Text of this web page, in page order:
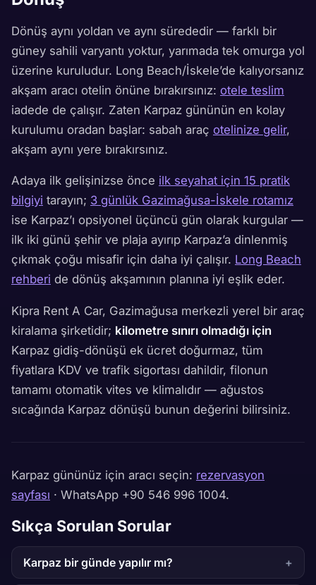
Dönüş aynı yoldan ve aynı sürededir — farklı bir
güney sahili varyantı yoktur, yarımada tek omurga yol
üzerine kuruludur. Long Beach/İskele’de kalıyorsanız
akşam aracı otelin önüne bırakırsınız: otele teslim
iadede de çalışır. Zaten Karpaz gününün en kolay
kurulumu oradan başlar: sabah araç otelinize gelir,
akşam aynı yere bırakırsınız.
Adaya ilk gelişinizse önce ilk seyahat için 15 pratik
bilgiyi tarayın; 3 günlük Gazimağusa-İskele rotamız
ise Karpaz’ı opsiyonel üçüncü gün olarak kurgular —
ilk iki günü şehir ve plaja ayırıp Karpaz’a dinlenmiş
çıkmak çoğu misafir için daha iyi çalışır. Long Beach
rehberi de dönüş akşamının planına iyi eşlik eder.
Kipra Rent A Car, Gazimağusa merkezli yerel bir araç
kiralama şirketidir; kilometre sınırı olmadığı için
Karpaz gidiş-dönüşü ek ücret doğurmaz, tüm
fiyatlara KDV ve trafik sigortası dahildir, filonun
tamamı otomatik vites ve klimalıdır — ağustos
sıcağında Karpaz dönüşü bunun değerini bilirsiniz.
Karpaz gününüz için aracı seçin: rezervasyon
sayfası · WhatsApp +90 546 996 1004.
Sıkça Sorulan Sorular
Karpaz bir günde yapılır mı?